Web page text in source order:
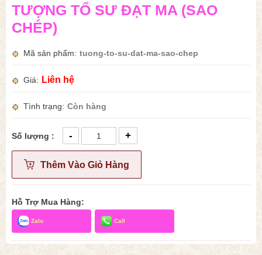
TƯỢNG TỔ SƯ ĐẠT MA (SAO
CHÉP)
Mã sản phẩm tuong-to-su-dat-ma-sao-chep
Giá Liên hệ
Tình trạng Còn hàng
Số lượng : - +
Thêm Vào Giỏ Hàng
Hỗ Trợ Mua Hàng:
Zalo Call